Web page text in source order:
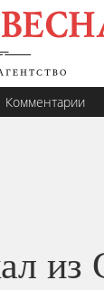
Комментарии